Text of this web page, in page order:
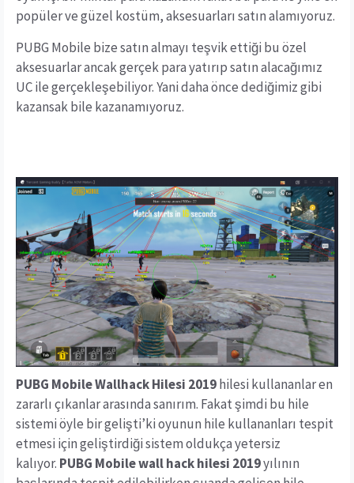
popüler ve güzel kostüm, aksesuarları satın alamıyoruz.
PUBG Mobile bize satın almayı teşvik ettiği bu özel
aksesuarlar ancak gerçek para yatırıp satın alacağımız
UC ile gerçekleşebiliyor. Yani daha önce dediğimiz gibi
kazansak bile kazanamıyoruz.
PUBG Mobile Wallhack Hilesi 2019hilesi kullananlar en
zararlı çıkanlar arasında sanırım. Fakat şimdi bu hile
sistemi öyle bir gelişti’ki oyunun hile kullananları tespit
etmesi için geliştirdiği sistem oldukça yetersiz
kalıyor. PUBG Mobile wall hack hilesi 2019yılının